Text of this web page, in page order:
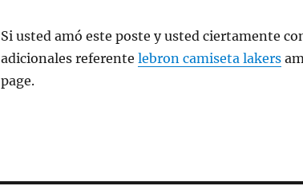
Si usted amó este poste y usted ciertamente
adicionales referente lebron camiseta lakers
page.